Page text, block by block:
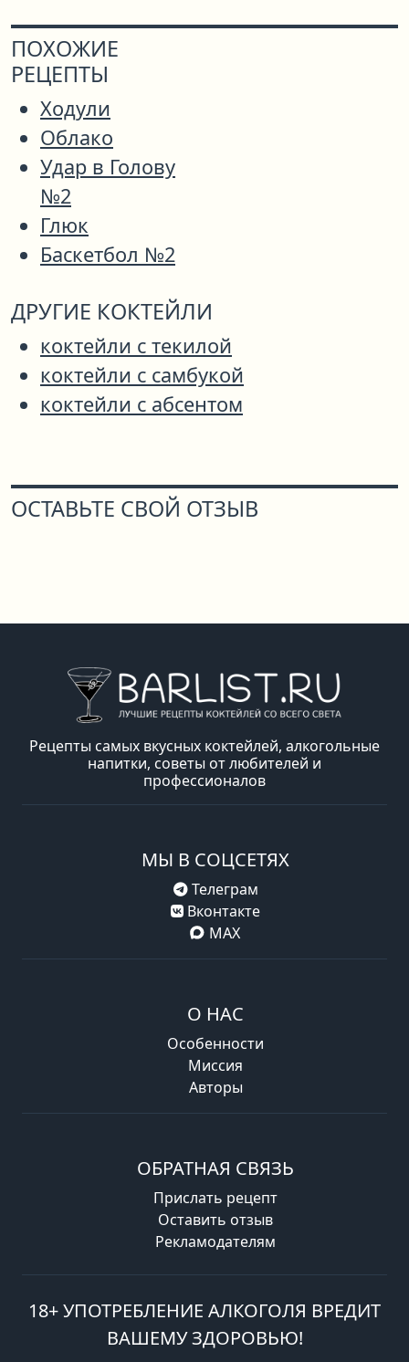
ПОХОЖИЕ
РЕЦЕПТЫ
Ходули
Облако
Удар в Голову
№2
Глюк
Баскетбол №2
ДРУГИЕ КОКТЕЙЛИ
коктейли с текилой
коктейли с самбукой
коктейли с абсентом
ОСТАВЬТЕ СВОЙ ОТЗЫВ
Рецепты самых вкусных коктейлей, алкогольные
напитки, советы от любителей и
профессионалов
МЫ В СОЦСЕТЯХ
Телеграм
Вконтакте
MAX
О НАС
Особенности
Миссия
Авторы
ОБРАТНАЯ СВЯЗЬ
Прислать рецепт
Оставить отзыв
Рекламодателям
18+ УПОТРЕБЛЕНИЕ АЛКОГОЛЯ ВРЕДИТ
ВАШЕМУ ЗДОРОВЬЮ!